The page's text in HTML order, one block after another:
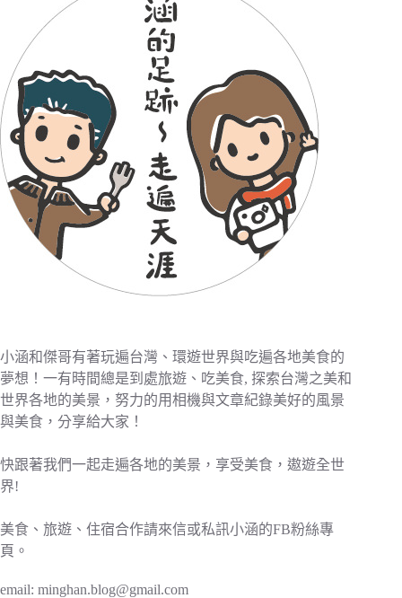
小涵和傑哥有著玩遍台灣、環遊世界與吃遍各地美食的
夢想！一有時間總是到處旅遊、吃美食, 探索台灣之美和
世界各地的美景，努力的用相機與文章紀錄美好的風景
與美食，分享給大家！
快跟著我們一起走遍各地的美景，享受美食，遨遊全世
界!
美食、旅遊、住宿合作請來信或私訊小涵的FB粉絲專
頁。
email: minghan.blog@gmail.com